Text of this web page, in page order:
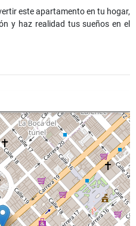
este apartamento en tu hogar,
y haz realidad tus sueños en el